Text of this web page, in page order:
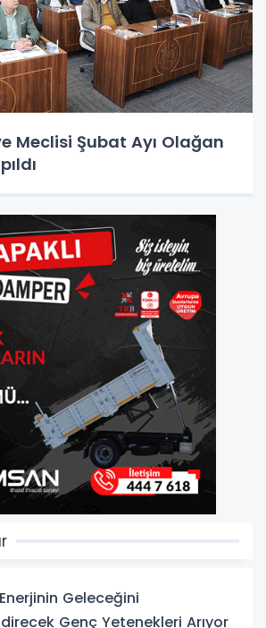
Meclisi Şubat Ayı Olağan
Enerjinin Geleceğini
Genç Yetenekleri Arıyor